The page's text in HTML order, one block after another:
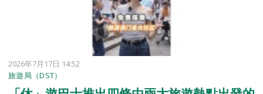
2026年7月17日 14:52
旅遊局（DST）